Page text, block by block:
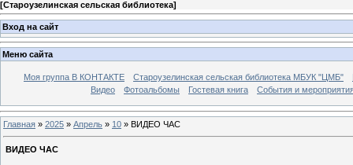
[Староузелинская сельская библиотека]
Вход на сайт
Меню сайта
Моя группа В КОНТАКТЕ Староузелинская сельская библиотека МБУК "ЦМБ"
Видео
Фотоальбомы Гостевая книга События и
Главная » 2025 » Апрель » 10 » ВИДЕО ЧАС
ВИДЕО ЧАС